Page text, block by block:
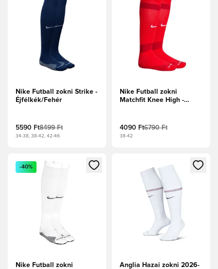
Nike Futball zokni Strike -
Éjfélkék/Fehér
5590 Ft8499 Ft
34-38, 38-42, 42-46
Nike Futball zokni
Matchfit Knee High -
4090 Ft6790 Ft
38-42
Megnyit egy modált a bejelentkezéshez vagy a tagként
-40%
Nike Futball zokni
Megnyit egy modált a
Anglia Hazai zokni 2026-